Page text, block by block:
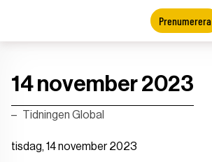
Prenumerera
14 november 2023
Tidningen Global
tisdag, 14 november 2023